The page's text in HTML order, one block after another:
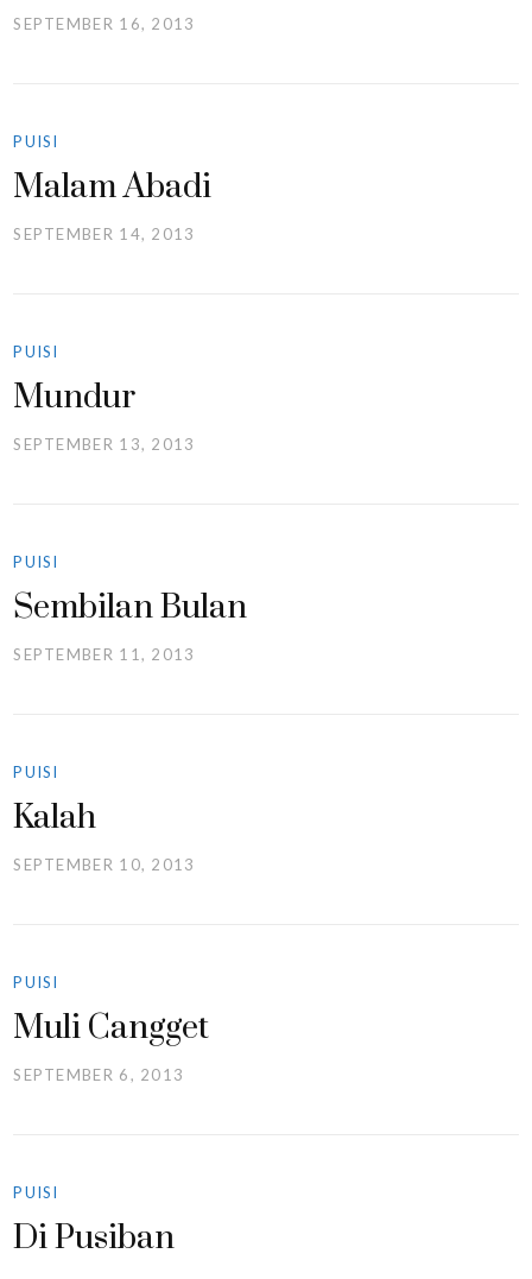
SEPTEMBER 16, 2013
PUISI
Malam Abadi
SEPTEMBER 14, 2013
PUISI
Mundur
SEPTEMBER 13, 2013
PUISI
Sembilan Bulan
SEPTEMBER 11, 2013
PUISI
Kalah
SEPTEMBER 10, 2013
PUISI
Muli Cangget
SEPTEMBER 6, 2013
PUISI
Di Pusiban